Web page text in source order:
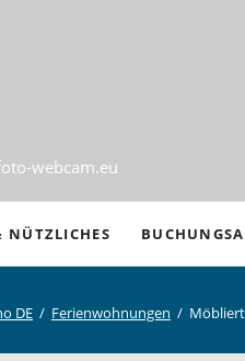
webcam.eu
NÜTZLICHES
DE Ferienwohnungen